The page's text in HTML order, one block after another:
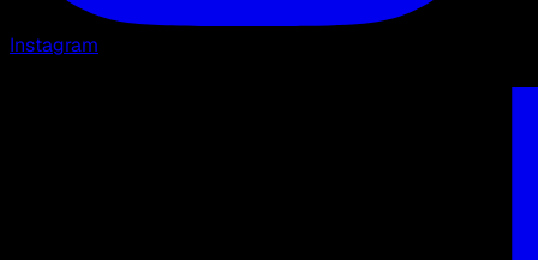
Instagram